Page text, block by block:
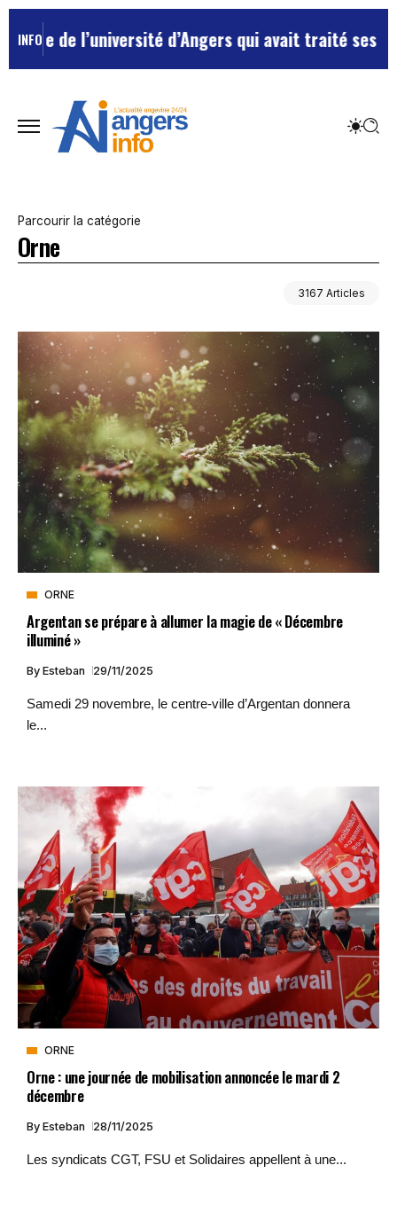
INFO d’Angers qui avait traité ses chefs de
Parcourir la catégorie
Orne
3167 Articles
ORNE
Argentan se prépare à allumer la magie de « Décembre
illuminé »
By Esteban 29/11/2025
Samedi 29 novembre, le centre-ville d’Argentan donnera
le...
ORNE
Orne : une journée de mobilisation annoncée le mardi 2
décembre
By Esteban 28/11/2025
Les syndicats CGT, FSU et Solidaires appellent à une...